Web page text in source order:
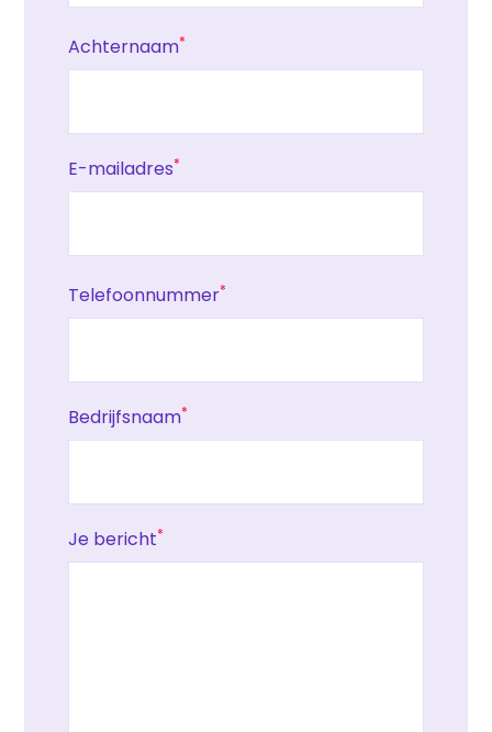
Achternaam*
E-mailadres*
Telefoonnummer*
Bedrijfsnaam*
Je bericht*